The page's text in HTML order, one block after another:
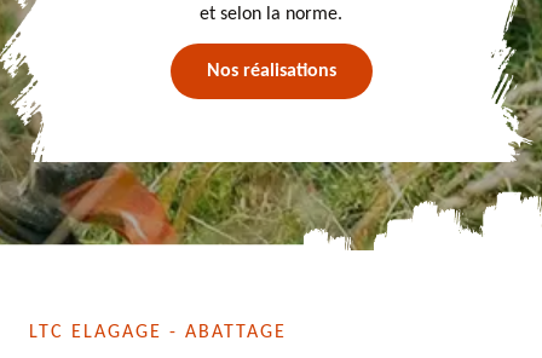
et selon la norme.
Nos réalisations
LTC ELAGAGE - ABATTAGE